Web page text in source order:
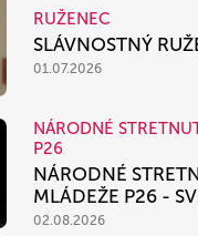
RUŽENEC
SLÁVNOSTNÝ
01.07.2026
NÁRODNÉ
P26
NÁRODNÉ
MLÁDEŽE P26 -
02.08.2026